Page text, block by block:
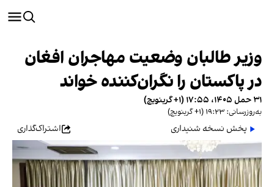
وزیر طالبان وضعیت مهاجران افغان
در پاکستان را نگران‌کننده خواند
۳۱ حمل ۱۴۰۵، ۱۷:۵۵ (‎+۱ گرینویچ)
به‌روزرسانی: ۱۹:۲۳ (‎+۱ گرینویچ)
پخش نسخه شنیداری اشتراک‌گذاری